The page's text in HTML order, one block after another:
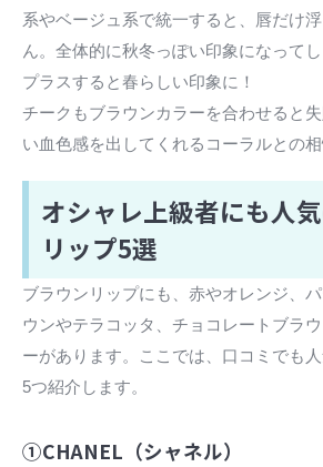
系やベージュ系で統一すると、唇だけ
ん。全体的に秋冬っぽい印象になって
プラスすると春らしい印象に！
チークもブラウンカラーを合わせると
い血色感を出してくれるコーラルとの
オシャレ上級者にも人
リップ5選
ブラウンリップにも、赤やオレンジ、
ウンやテラコッタ、チョコレートブラ
ーがあります。ここでは、口コミでも
5つ紹介します。
①CHANEL（シャネル）